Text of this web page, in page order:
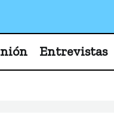
Entrevistas